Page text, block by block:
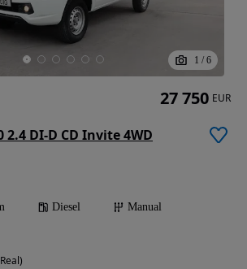
1 / 6
DI-D CD Invite 4WD
Diesel
Manual
27 750 EUR